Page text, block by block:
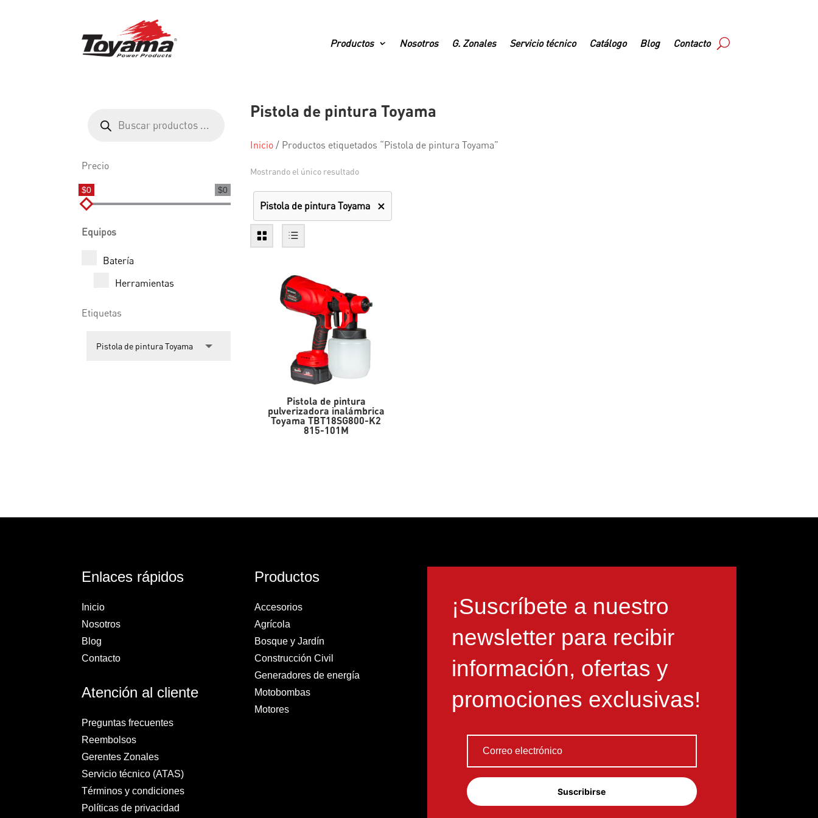
Productos Nosotros G. Zonales Servicio técnico Catálogo Blog Contacto
productos
Precio
$0
$0
Equipos
Batería
Herramientas
Etiquetas
Pistola de pintura Toyama
Inicio / Productos etiquetados “Pistola de pintura Toyama”
Mostrando el único resultado
Pistola de pintura Toyama
Pistola de pintura
pulverizadora inalámbrica
Toyama TBT18SG800-K2
815-101M
Enlaces rápidos
Inicio
Nosotros
Blog
Contacto
Atención al cliente
Preguntas frecuentes
Reembolsos
Gerentes Zonales
Servicio técnico (ATAS)
Términos y condiciones
Políticas de privacidad
Productos
Accesorios
Agrícola
Bosque y Jardín
Construcción Civil
Generadores de energía
Motobombas
Motores
¡Suscríbete a nuestro
newsletter para recibir
información, ofertas y
promociones exclusivas!
Suscribirse